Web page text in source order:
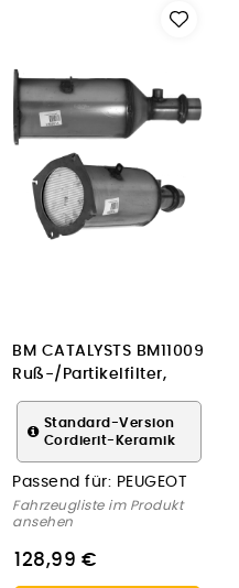
BM CATALYSTS BM11009
Ruß-/Partikelfilter,
Abgasanlage für
PEUGEOT
Standard-Version
Cordierit-Keramik
Passend für: PEUGEOT
Fahrzeugliste im Produkt
ansehen
128,99 €